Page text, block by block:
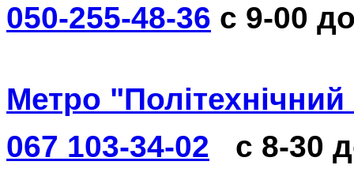
050-255-48-36 с 9-00
Метро "Політехнічний
067 103-34-02
с 8-30